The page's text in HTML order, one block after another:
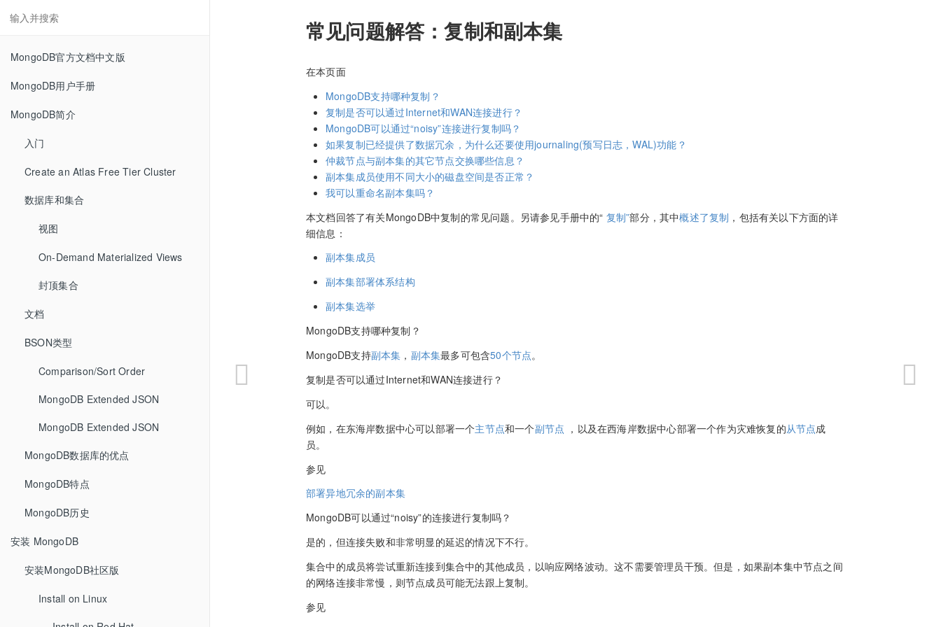
MongoDB官方文档中文版
MongoDB用户手册
MongoDB简介
入门
Create an Atlas Free Tier Cluster
数据库和集合
视图
On-Demand Materialized Views
封顶集合
文档
BSON类型
Comparison/Sort Order
MongoDB Extended JSON
MongoDB Extended JSON
MongoDB数据库的优点
MongoDB特点
MongoDB历史
安装 MongoDB
安装MongoDB社区版
Install on Linux
常见问题解答：复制和副本集
在本页面
MongoDB支持哪种复制？
复制是否可以通过Internet和WAN连接进行？
MongoDB可以通过“noisy”连接进行复制吗？
如果复制已经提供了数据冗余，为什么还要使用journaling(预写日志，WAL)功能？
仲裁节点与副本集的其它节点交换哪些信息？
副本集成员使用不同大小的磁盘空间是否正常？
我可以重命名副本集吗？
本文档回答了有关MongoDB中复制的常见问题。另请参见手册中的“ 复制”部分，其中概述了复制 ，包括有关以下方面的详
细信息：
副本集成员
副本集部署体系结构
副本集选举
MongoDB支持哪种复制？
MongoDB支持副本集 ， 副本集最多可包含50个节点。
复制是否可以通过Internet和WAN连接进行？
可以。
例如，在东海岸数据中心可以部署一个主节点和一个副节点 ，以及在西海岸数据中心部署一个作为灾难恢复的从节点成
员。
参见
部署异地冗余的副本集
MongoDB可以通过“noisy”的连接进行复制吗？
是的，但连接失败和非常明显的延迟的情况下不行。
集合中的成员将尝试重新连接到集合中的其他成员，以响应网络波动。这不需要管理员干预。但是，如果副本集中节点之间
的网络连接非常慢，则节点成员可能无法跟上复制。
参见